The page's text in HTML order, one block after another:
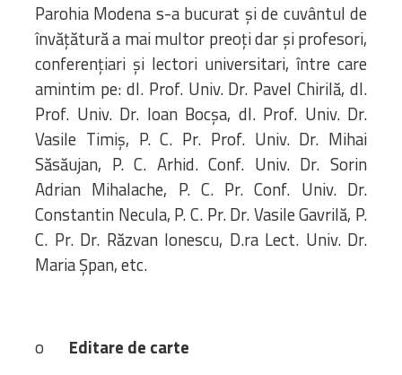
Parohia Modena s-a bucurat și de cuvântul de
învățătură a mai multor preoți dar și profesori,
conferențiari și lectori universitari, între care
amintim pe: dl. Prof. Univ. Dr. Pavel Chirilă, dl.
Prof. Univ. Dr. Ioan Bocșa, dl. Prof. Univ. Dr.
Vasile Timiș, P. C. Pr. Prof. Univ. Dr. Mihai
Săsăujan, P. C. Arhid. Conf. Univ. Dr. Sorin
Adrian Mihalache, P. C. Pr. Conf. Univ. Dr.
Constantin Necula, P. C. Pr. Dr. Vasile Gavrilă, P.
C. Pr. Dr. Răzvan Ionescu, D.ra Lect. Univ. Dr.
Maria Șpan, etc.
o Editare de carte